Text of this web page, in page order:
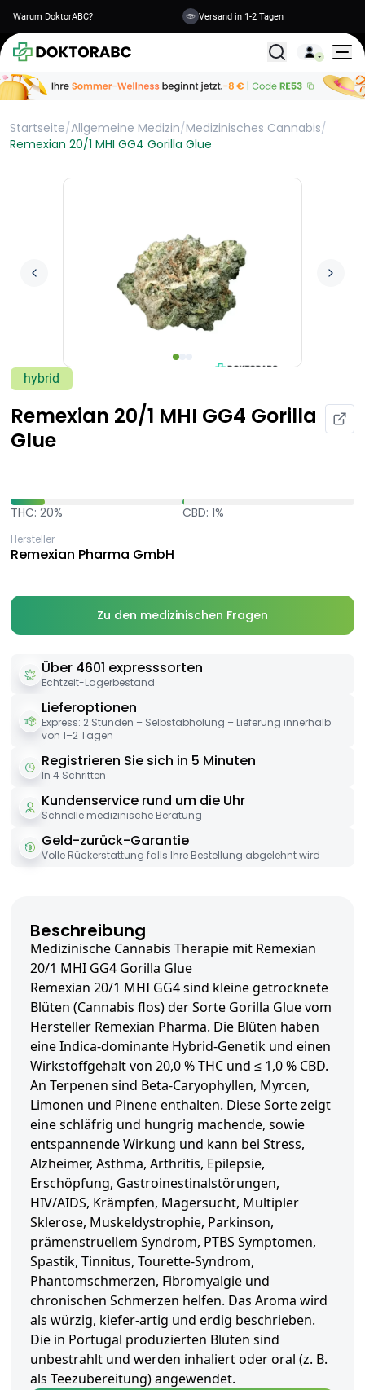
Warum DoktorABC? Versand in 1-2 Tagen
Alle
Startseite/Allgemeine Medizin/Medizinisches Cannabis/
Remexian 20/1 MHI GG4 Gorilla Glue
hybrid
Remexian 20/1 MHI GG4 Gorilla
Glue
THC: 20% CBD: 1%
Hersteller
Remexian Pharma GmbH
Zu den medizinischen Fragen
Über 4601 expresssorten
Echtzeit-Lagerbestand
Lieferoptionen
Express: 2 Stunden – Selbstabholung – Lieferung innerhalb
von 1–2 Tagen
Registrieren Sie sich in 5 Minuten
In 4 Schritten
Kundenservice rund um die Uhr
Schnelle medizinische Beratung
Geld-zurück-Garantie
Volle Rückerstattung falls Ihre Bestellung abgelehnt wird
Beschreibung
Medizinische Cannabis Therapie mit Remexian
20/1 MHI GG4 Gorilla Glue
Remexian 20/1 MHI GG4 sind kleine getrocknete
Blüten (Cannabis flos) der Sorte Gorilla Glue vom
Hersteller Remexian Pharma. Die Blüten haben
eine Indica-dominante Hybrid-Genetik und einen
Wirkstoffgehalt von 20,0 % THC und ≤ 1,0 % CBD.
An Terpenen sind Beta-Caryophyllen, Myrcen,
Limonen und Pinene enthalten. Diese Sorte zeigt
eine schläfrig und hungrig machende, sowie
entspannende Wirkung und kann bei Stress,
Alzheimer, Asthma, Arthritis, Epilepsie,
Erschöpfung, Gastroinestinalstörungen,
HIV/AIDS, Krämpfen, Magersucht, Multipler
Sklerose, Muskeldystrophie, Parkinson,
prämenstruellem Syndrom, PTBS Symptomen,
Spastik, Tinnitus, Tourette-Syndrom,
Phantomschmerzen, Fibromyalgie und
chronischen Schmerzen helfen. Das Aroma wird
als würzig, kiefer-artig und erdig beschrieben.
Die in Portugal produzierten Blüten sind
unbestrahlt und werden inhaliert oder oral (z. B.
als Teezubereitung) angewendet.